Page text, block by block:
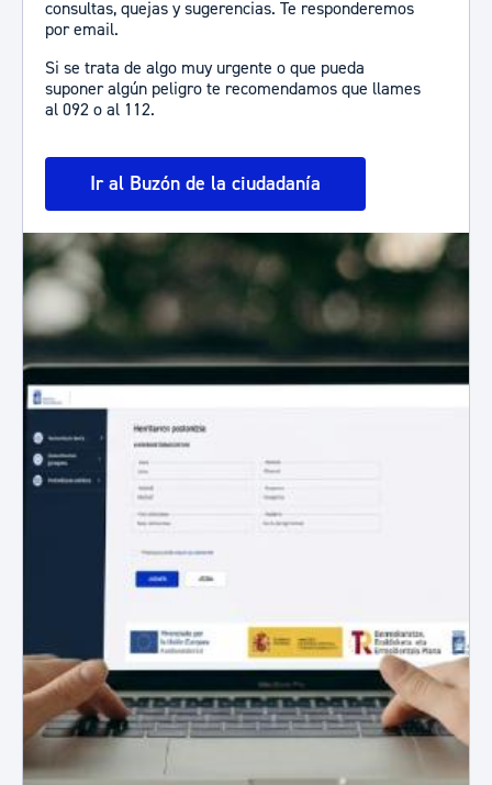
consultas, quejas y sugerencias. Te responderemos
por email.
Si se trata de algo muy urgente o que pueda
suponer algún peligro te recomendamos que llames
al 092 o al 112.
Ir al Buzón de la ciudadanía